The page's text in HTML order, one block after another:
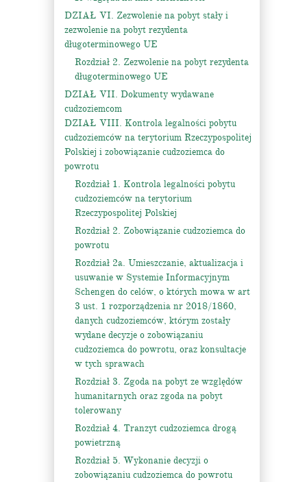
DZIAŁ VI. Zezwolenie na pobyt stały i
zezwolenie na pobyt rezydenta
długoterminowego UE
Rozdział 2. Zezwolenie na pobyt rezydenta
długoterminowego UE
DZIAŁ VII. Dokumenty wydawane
cudzoziemcom
DZIAŁ VIII. Kontrola legalności pobytu
cudzoziemców na terytorium Rzeczypospolitej
Polskiej i zobowiązanie cudzoziemca do
powrotu
Rozdział 1. Kontrola legalności pobytu
cudzoziemców na terytorium
Rzeczypospolitej Polskiej
Rozdział 2. Zobowiązanie cudzoziemca do
powrotu
Rozdział 2a. Umieszczanie, aktualizacja i
usuwanie w Systemie Informacyjnym
Schengen do celów, o których mowa w art
3 ust. 1 rozporządzenia nr 2018/1860,
danych cudzoziemców, którym zostały
wydane decyzje o zobowiązaniu
cudzoziemca do powrotu, oraz konsultacje
w tych sprawach
Rozdział 3. Zgoda na pobyt ze względów
humanitarnych oraz zgoda na pobyt
tolerowany
Rozdział 4. Tranzyt cudzoziemca drogą
powietrzną
Rozdział 5. Wykonanie decyzji o
zobowiązaniu cudzoziemca do powrotu